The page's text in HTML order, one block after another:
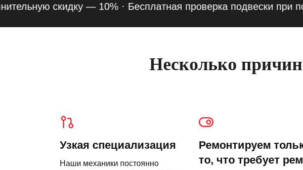
скидку — 10% ·Бесплатная проверка подвески при
Несколько
Узкая специализация
Наши механики постоянно
Ремонтируем
то, что требует